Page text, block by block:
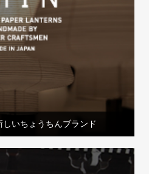
いちょうちんブランド